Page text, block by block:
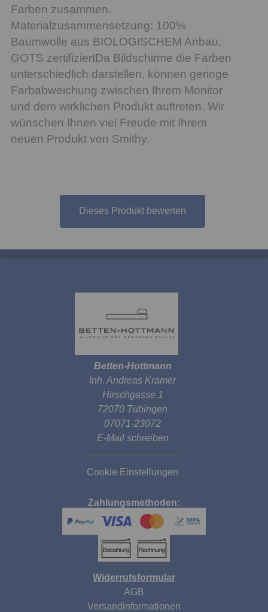
Farben zusammen.
Materialzusammensetzung: 100%
Baumwolle aus BIOLOGISCHEM Anbau,
GOTS zertifiziertDa Bildschirme die Farben
unterschiedlich darstellen, können geringe
Farbabweichung zwischen Ihrem Monitor
und dem wirklichen Produkt auftreten. Wir
wünschen Ihnen viel Freude mit Ihrem
neuen Produkt von Smithy.
Dieses Produkt bewerten
Betten-Hottmann
Inh. Andreas Kramer
Hirschgasse 1
72070 Tübingen
07071-23072
E-Mail schreiben
Cookie Einstellungen
Zahlungsmethoden:
Widerrufsformular
AGB
Versandinformationen